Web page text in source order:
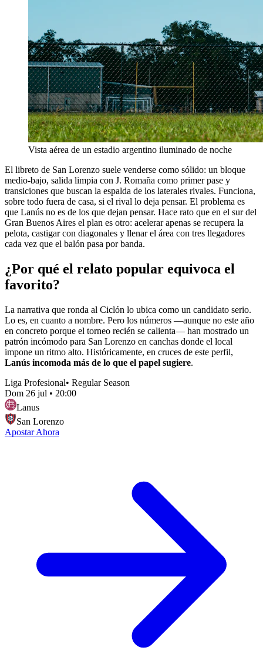
Vista aérea de un estadio argentino iluminado de noche
El libreto de San Lorenzo suele venderse como sólido: un bloque
medio-bajo, salida limpia con J. Romaña como primer pase y
transiciones que buscan la espalda de los laterales rivales. Funciona,
sobre todo fuera de casa, si el rival lo deja pensar. El problema es
que Lanús no es de los que dejan pensar. Hace rato que en el sur del
Gran Buenos Aires el plan es otro: acelerar apenas se recupera la
pelota, castigar con diagonales y llenar el área con tres llegadores
cada vez que el balón pasa por banda.
¿Por qué el relato popular equivoca el
favorito?
La narrativa que ronda al Ciclón lo ubica como un candidato serio.
Lo es, en cuanto a nombre. Pero los números —aunque no este año
en concreto porque el torneo recién se calienta— han mostrado un
patrón incómodo para San Lorenzo en canchas donde el local
impone un ritmo alto. Históricamente, en cruces de este perfil,
Lanús incomoda más de lo que el papel sugiere.
Liga Profesional• Regular Season
Dom 26 jul • 20:00
Lanus
San Lorenzo
Apostar Ahora